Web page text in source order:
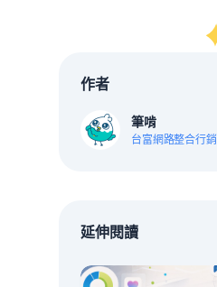
作者
筆啃
台富網路整合行銷
延伸閱讀